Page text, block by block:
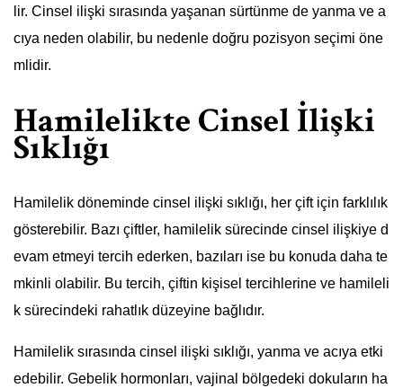
lir. Cinsel ilişki sırasında yaşanan sürtünme de yanma ve a
cıya neden olabilir, bu nedenle doğru pozisyon seçimi öne
mlidir.
Hamilelikte Cinsel İlişki
Sıklığı
Hamilelik döneminde cinsel ilişki sıklığı, her çift için farklılık
gösterebilir. Bazı çiftler, hamilelik sürecinde cinsel ilişkiye d
evam etmeyi tercih ederken, bazıları ise bu konuda daha te
mkinli olabilir. Bu tercih, çiftin kişisel tercihlerine ve hamileli
k sürecindeki rahatlık düzeyine bağlıdır.
Hamilelik sırasında cinsel ilişki sıklığı, yanma ve acıya etki
edebilir. Gebelik hormonları, vajinal bölgedeki dokuların ha